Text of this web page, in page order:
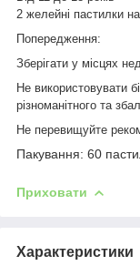
2 желейні пастилки
Попередження:
Зберігати у місцях
Не використовувати
різноманітного та
Не перевищуйте
Пакування: 60
Приховати
Характеристики